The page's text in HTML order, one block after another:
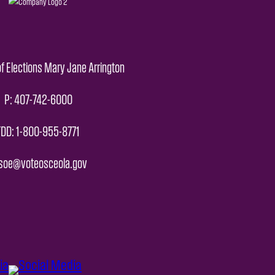
Elections Mary Jane Arrington
P: 407-742-6000
1-800-955-8771